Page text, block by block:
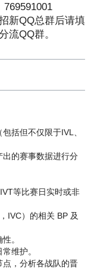
新QQ总群后请填
流QQ群。
括但不仅限于IVL、
的赛事数据进行分
等比赛日实时或非
IVC）的相关 BP 及
。
维护。
，分析各战队的晋